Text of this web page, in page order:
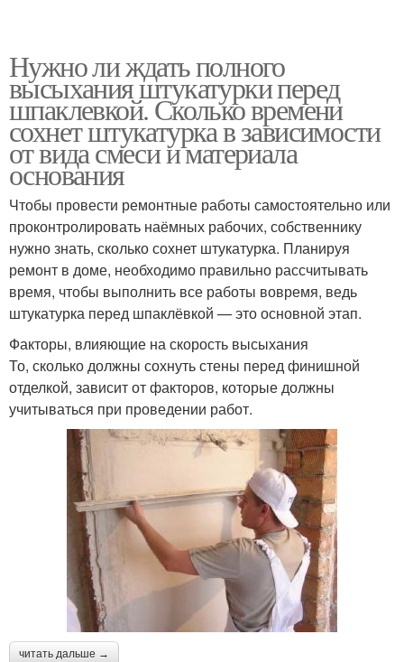
Нужно ли ждать полного
высыхания штукатурки перед
шпаклевкой. Сколько времени
сохнет штукатурка в зависимости
от вида смеси и материала
основания
Чтобы провести ремонтные работы самостоятельно или
проконтролировать наёмных рабочих, собственнику
нужно знать, сколько сохнет штукатурка. Планируя
ремонт в доме, необходимо правильно рассчитывать
время, чтобы выполнить все работы вовремя, ведь
штукатурка перед шпаклёвкой — это основной этап.
Факторы, влияющие на скорость высыхания
То, сколько должны сохнуть стены перед финишной
отделкой, зависит от факторов, которые должны
учитываться при проведении работ.
читать дальше →